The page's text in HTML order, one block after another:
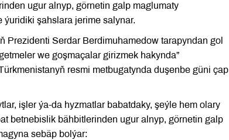
ugur alnyp, görnetin galp maglumaty
şahslara jerime salynar.
Serdar Berdimuhamedow tarapyndan gol
we goşmaçalar girizmek hakynda”
resmi metbugatynda duşenbe güni çap
işler ýa-da hyzmatlar babatdaky, şeýle hem olary
betnebislik bähbitlerinden ugur alnyp, görnetin galp
sebäp bolýar: